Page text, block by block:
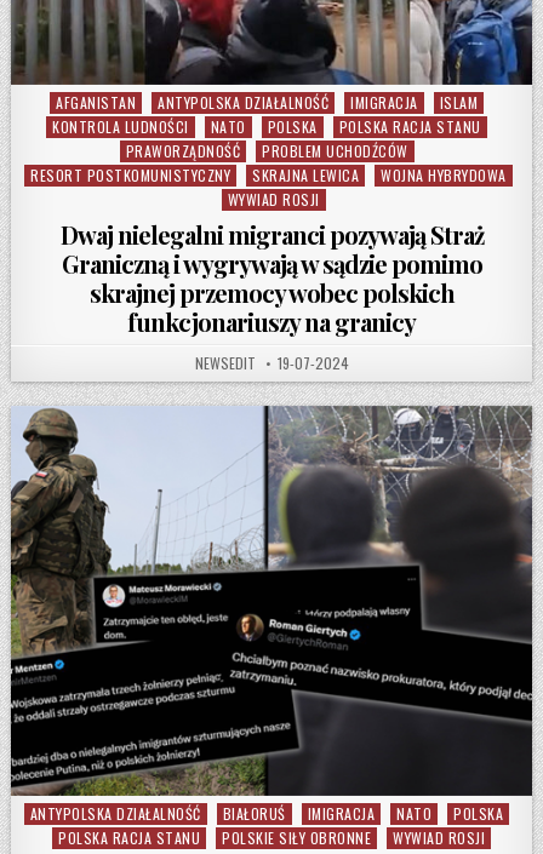
Posted in
AFGANISTAN ANTYPOLSKA DZIAŁALNOŚĆ IMIGRACJA
ISLAM
KONTROLA LUDNOŚCI
NATO POLSKA
POLSKA RACJA STANU
PRAWORZĄDNOŚĆ
PROBLEM UCHODŹCÓW
RESORT POSTKOMUNISTYCZNY
SKRAJNA LEWICA
WOJNA HYBRYDOWA
WYWIAD ROSJI
Dwaj nielegalni migranci pozywają Straż
Graniczną i wygrywają w sądzie pomimo
skrajnej przemocy wobec polskich
funkcjonariuszy na granicy
AUTHOR:
NEWSEDIT PUBLISHED DATE:
19-07-2024
Posted in
ANTYPOLSKA DZIAŁALNOŚĆ BIAŁORUŚ IMIGRACJA NATO
POLSKA
POLSKA RACJA STANU
POLSKIE SIŁY OBRONNE WYWIAD ROSJI